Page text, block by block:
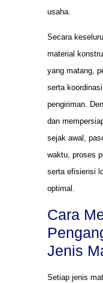
usaha.
Secara
material
yang matang,
serta
pengiriman.
dan
sejak awal,
waktu, proses
serta efisiensi
optimal.
Cara
Jenis
Setiap jenis